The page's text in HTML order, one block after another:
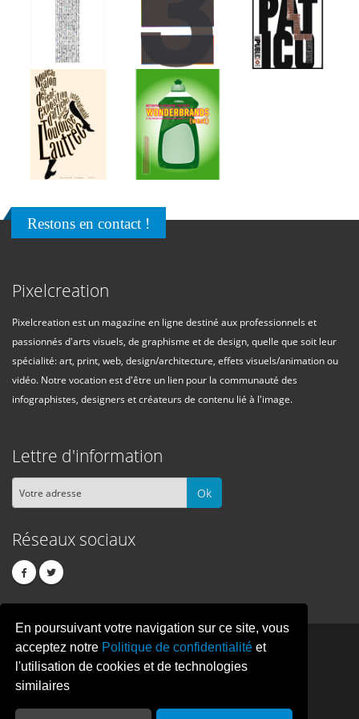
En poursuivant votre navigation sur ce site, vous
acceptez notre Politique de confidentialité et
l'utilisation de cookies et de technologies
similaires
Restons en contact !
Pixelcreation
Pixelcreation est un magazine en ligne destiné aux professionnels et
passionnés d'arts visuels, de graphisme et de design, quelle que soit leur
spécialité: art, print, web, design/architecture, effets visuels/animation ou
vidéo. Notre vocation est d'être un lien pour la communauté des
infographistes, designers et créateurs de contenu lié à l'image.
Lettre d'information
Ok
Réseaux sociaux
PIXELCREATION